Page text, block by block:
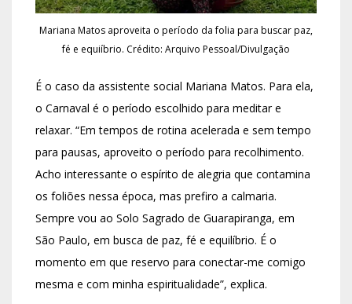
Mariana Matos aproveita o período da folia para buscar paz,
fé e equiíbrio. Crédito: Arquivo Pessoal/Divulgação
É o caso da assistente social Mariana Matos. Para ela,
o Carnaval é o período escolhido para meditar e
relaxar. “Em tempos de rotina acelerada e sem tempo
para pausas, aproveito o período para recolhimento.
Acho interessante o espírito de alegria que contamina
os foliões nessa época, mas prefiro a calmaria.
Sempre vou ao Solo Sagrado de Guarapiranga, em
São Paulo, em busca de paz, fé e equilíbrio. É o
momento em que reservo para conectar-me comigo
mesma e com minha espiritualidade”, explica.